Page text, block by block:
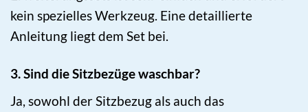
kein spezielles Werkzeug. Eine detaillierte
Anleitung liegt dem Set bei.
3. Sind die Sitzbezüge waschbar?
Ja, sowohl der Sitzbezug als auch das